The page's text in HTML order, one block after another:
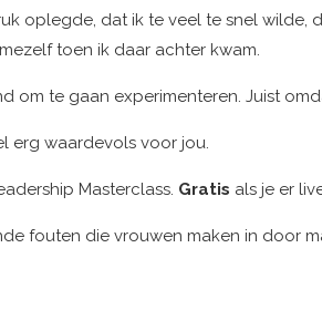
oplegde, dat ik te veel te snel
toen ik daar achter kwam.
om te gaan experimenteren. Juist
erg waardevols voor jou.
Masterclass. Gratis als je er
fouten die vrouwen maken in door